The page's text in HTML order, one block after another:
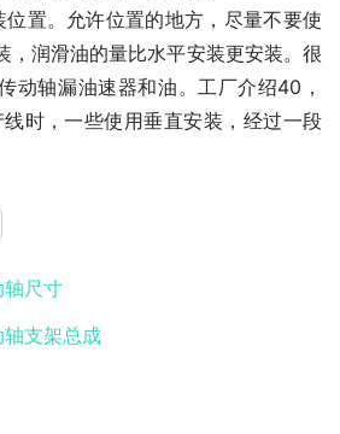
置。允许位置的地方，尽量不要使
，润滑油的量比水平安装更安装。很
动轴漏油速器和油。工厂介绍40，
时，一些使用垂直安装，经过一段
轴尺寸
支架总成